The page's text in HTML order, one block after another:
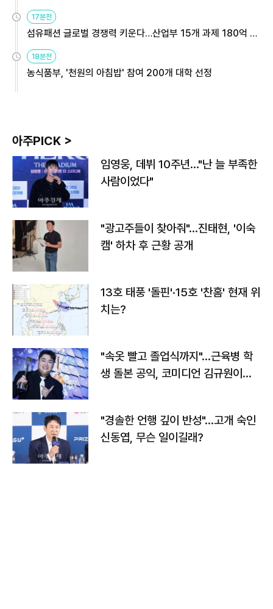
용해야
17분전
섬유패션 글로벌 경쟁력 키운다…산업부 15개 과제 180억 지
원
18분전
농식품부, '천원의 아침밥' 참여 200개 대학 선정
아주PICK >
임영웅, 데뷔 10주년…"난 늘 부족한
사람이었다"
"광고주들이 찾아줘"…진태현, '이숙
캠' 하차 후 근황 공개
13호 태풍 '돌핀'·15호 '찬홈' 현재 위
치는?
"속옷 빨고 졸업식까지"…근육병 학
생 돌본 공익, 코미디언 김규원이었
"경솔한 언행 깊이 반성"…고개 숙인
신동엽, 무슨 일이길래?